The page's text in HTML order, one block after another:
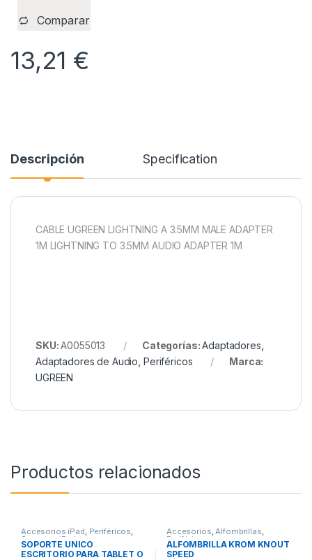
Comparar
13,21 €
Descripción Specification
CABLE UGREEN LIGHTNING A 3.5MM MALE ADAPTER
1M LIGHTNING TO 3.5MM AUDIO ADAPTER 1M
SKU:A0055013 Categorías:Adaptadores
Adaptadores de Audio Periféricos
Marca:
UGREEN
Productos relacionados
Accesorios iPad, Periféricos,
Soportes iPad
SOPORTE UNICO
ESCRITORIO PARA TABLET O
Accesorios,Alfombrillas,
Periféricos
ALFOMBRILLA KROM KNOUT
SPEED